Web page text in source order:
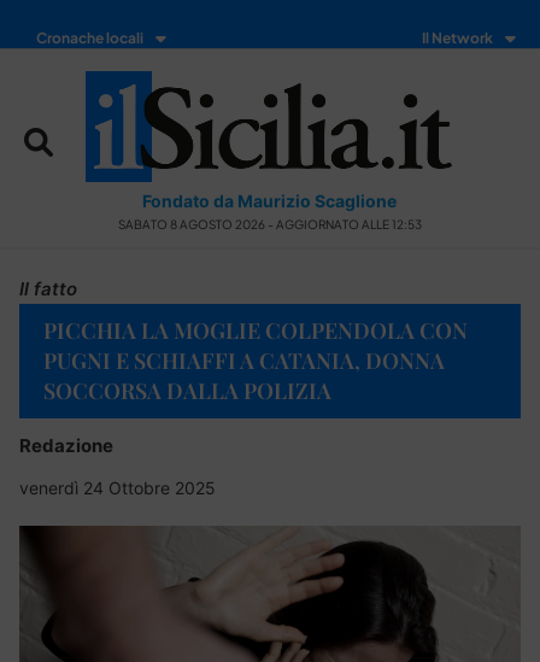
Cronache locali Il Network
Fondato da Maurizio Scaglione
SABATO 8 AGOSTO 2026 - AGGIORNATO ALLE 12:53
Il fatto
PICCHIA LA MOGLIE COLPENDOLA CON
PUGNI E SCHIAFFI A CATANIA, DONNA
SOCCORSA DALLA POLIZIA
Redazione
venerdì 24 Ottobre 2025